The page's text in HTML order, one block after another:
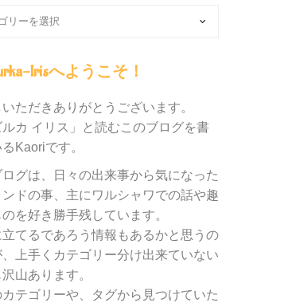
Irisへようこそ！
ただきありがとうございます。
ルカ イリス」と読むこのブログを書
Kaoriです。
ログは、日々の出来事から気になった
ンドの事、主にワルシャワでの話や趣
を好き勝手残しています。
立てるであろう情報もあるかと思うの
、上手くカテゴリー分け出来ていない
山あります。
カテゴリーや、タグから見つけていた